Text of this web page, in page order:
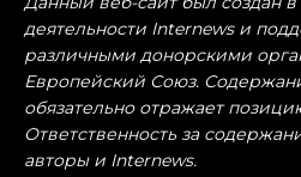
деятельности Internews и
различными донорскими
Европейский Союз.
обязательно отражает
Ответственность за
авторы и Internews.